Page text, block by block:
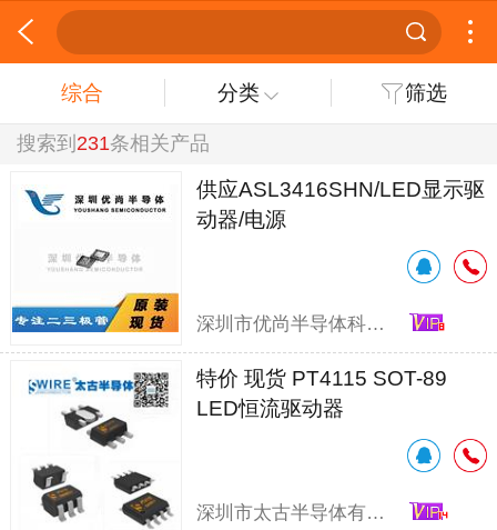
综合 分类 筛选
搜索到 231条相关产品
供应ASL3416SHN/LED显示驱
动器/电源
深圳市优尚半导体科技有限公司
特价 现货 PT4115 SOT-89
LED恒流驱动器
深圳市太古半导体有限公司